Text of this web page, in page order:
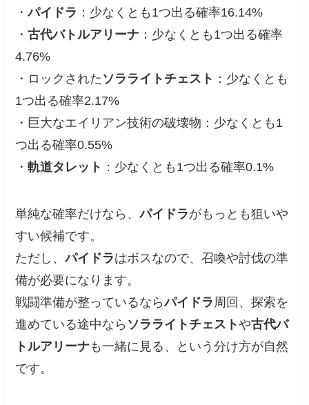
・パイドラ ：少なくとも1つ出る確率16.14%
・古代バトルアリーナ ：少なくとも1つ出る確率
4.76%
・ロックされた ソラライトチェスト ：少なくとも
1つ出る確率2.17%
・巨大なエイリアン技術の破壊物：少なくとも1
つ出る確率0.55%
・軌道タレット ：少なくとも1つ出る確率0.1%
単純な確率だけなら、パイドラがもっとも狙いや
すい候補です。
ただし、パイドラはボスなので、召喚や討伐の準
備が必要になります。
戦闘準備が整っているならパイドラ 周回、探索を
進めている途中なら ソラライトチェストや古代バ
トルアリーナも一緒に見る、という分け方が自然
です。